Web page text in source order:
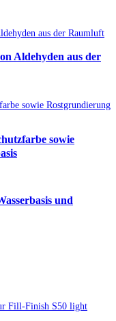
Aldehyden aus der
sowie
und